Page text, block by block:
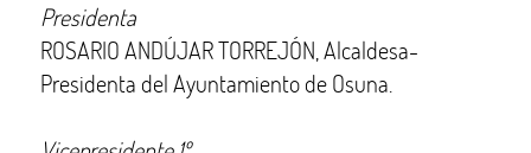
Presidenta
ROSARIO ANDÚJAR TORREJÓN, Alcaldesa-
Presidenta del Ayuntamiento de Osuna.